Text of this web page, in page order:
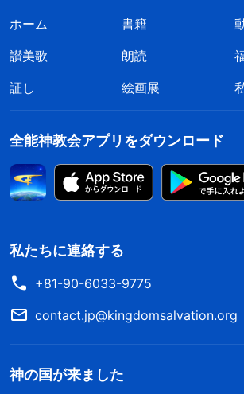
ホーム 書籍
讃美歌
朗読
証し
絵画展
全能神教会アプリをダウンロード
私たちに連絡する
+81-90-6033-9775
contact.jp@kingdomsalvation.org
神の国が来ました